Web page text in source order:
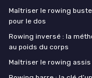
Maîtriser le rowing
pour le dos
Rowing inversé : la
au poids du corps
Maîtriser le rowing